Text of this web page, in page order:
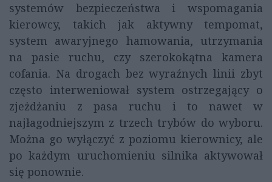
systemów bezpieczeństwa i wspomagania
kierowcy, takich jak aktywny tempomat,
system awaryjnego hamowania, utrzymania
na pasie ruchu, czy szerokokątna kamera
cofania. Na drogach bez wyraźnych linii zbyt
często interweniował system ostrzegający o
zjeżdżaniu z pasa ruchu i to nawet w
najłagodniejszym z trzech trybów do wyboru.
Można go wyłączyć z poziomu kierownicy, ale
po każdym uruchomieniu silnika aktywował
się ponownie.